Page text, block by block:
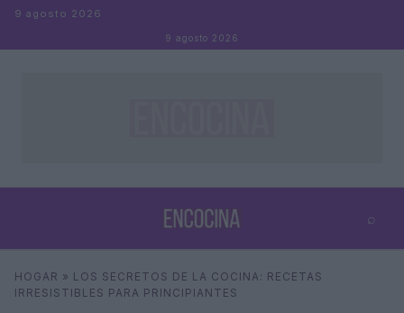
Saltar al contenido
9 agosto 2026
9 agosto 2026
⌕
Buscar
HOGAR » LOS SECRETOS DE LA COCINA: RECETAS
IRRESISTIBLES PARA PRINCIPIANTES